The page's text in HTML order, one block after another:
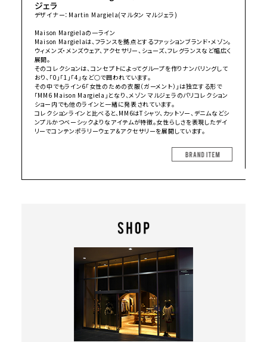
ジェラ
デザイナー：Martin Margiela(マルタン マルジェラ)
Maison Margielaの一ライン
Maison Margielaは、フランスを拠点とするファッションブランド・メゾン。
ウィメンズ・メンズウェア、アクセサリー、シューズ、フレグランスなど幅広く
展開。
そのコレクションは、コンセプトによってグループを作りナンバリングして
おり、「0」「1」「4」など○で囲われています。
その中でもライン6「女性のための衣服（ガーメント）」は独立する形で
「MM6 Maison Margiela」となり、メゾン マルジェラのパリコレクション
ショー内でも他のラインと一緒に発表されています。
コレクションラインと比べると、MM6はTシャツ、カットソー、デニムなどシ
ンプルかつベーシックよりなアイテムが特徴。女性らしさを表現したデイ
リーでコンテンポラリーウェア＆アクセサリーを展開しています。